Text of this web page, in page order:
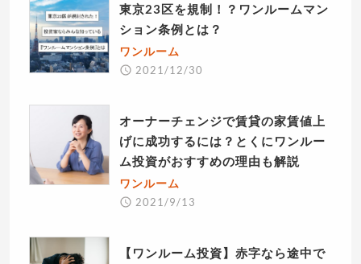
東京23区を規制！？ワンルームマン
ション条例とは？
ワンルーム
2021/12/30
オーナーチェンジで賃貸の家賃値上
げに成功するには？とくにワンルー
ム投資がおすすめの理由も解説
ワンルーム
2021/9/13
【ワンルーム投資】赤字なら途中で